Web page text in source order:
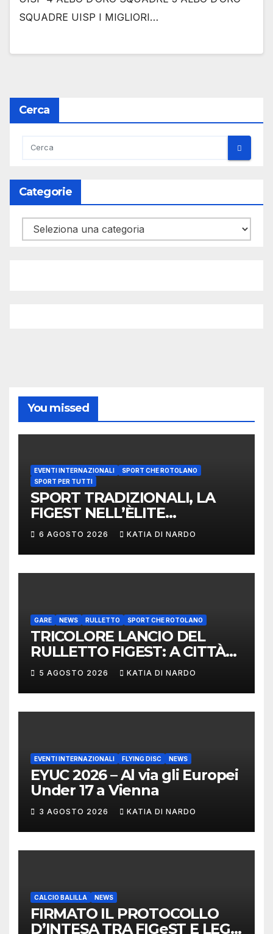
SQUADRE UISP I MIGLIORI…
Cerca
Categorie
Categorie
You missed
EVENTI INTERNAZIONALI
SPORT CHE ROTOLANO
SPORT PER TUTTI
SPORT TRADIZIONALI, LA
FIGEST NELL’ÈLITE
MONDIALE: LA
DELEGAZIONE ITALIANA
PROTAGONISTA AL
CONVEGNO TAFISA A
6 AGOSTO 2026 KATIA DI NARDO
GARE NEWS RULLETTO SPORT CHE ROTOLANO
TRICOLORE LANCIO DEL
RULLETTO FIGEST: A CITTÀ
DI CASTELLO VINCONO
MARCHIGIANI ED UMBRI
5 AGOSTO 2026 KATIA DI NARDO
EVENTI INTERNAZIONALI FLYING DISC NEWS
EYUC 2026 – Al via gli Europei
Under 17 a Vienna
3 AGOSTO 2026 KATIA DI NARDO
CALCIO BALILLA NEWS
FIRMATO IL PROTOCOLLO
D’INTESA TRA FIGeST E LEGA